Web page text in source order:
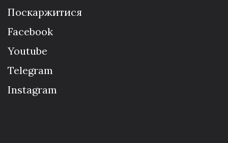
Поскаржитися
Facebook
Youtube
Telegram
Instagram